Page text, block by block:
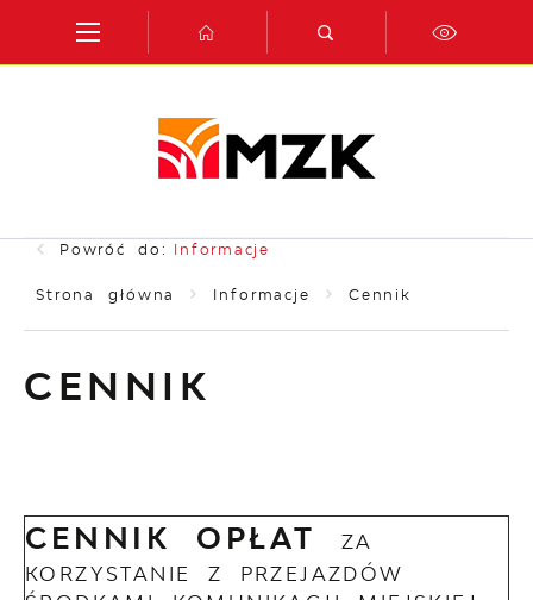
Przejdź do menu.
Przejdź do wyszukiwarki.
Przejdź do treści.
Przejdź do ustawień wielkości czcionki.
Włącz wersję kontrastową strony.
Powróć do: Informacje
Strona główna Informacje Cennik
CENNIK
CENNIK OPŁAT
ZA
KORZYSTANIE Z PRZEJAZDÓW